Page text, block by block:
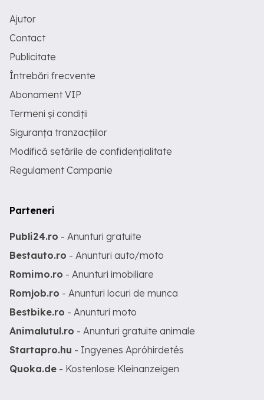
Ajutor
Contact
Publicitate
Întrebări frecvente
Abonament VIP
Termeni și condiții
Siguranța tranzacțiilor
Modifică setările de confidențialitate
Regulament Campanie
Parteneri
Publi24.ro - Anunturi gratuite
Bestauto.ro - Anunturi auto/moto
Romimo.ro - Anunturi imobiliare
Romjob.ro - Anunturi locuri de munca
Bestbike.ro - Anunturi moto
Animalutul.ro - Anunturi gratuite animale
Startapro.hu - Ingyenes Apróhirdetés
Quoka.de - Kostenlose Kleinanzeigen